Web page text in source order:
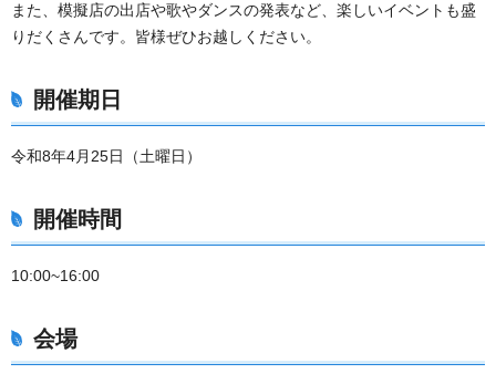
また、模擬店の出店や歌やダンスの発表など、楽しいイベントも盛
りだくさんです。皆様ぜひお越しください。
開催期日
令和8年4月25日（土曜日）
開催時間
10:00~16:00
会場